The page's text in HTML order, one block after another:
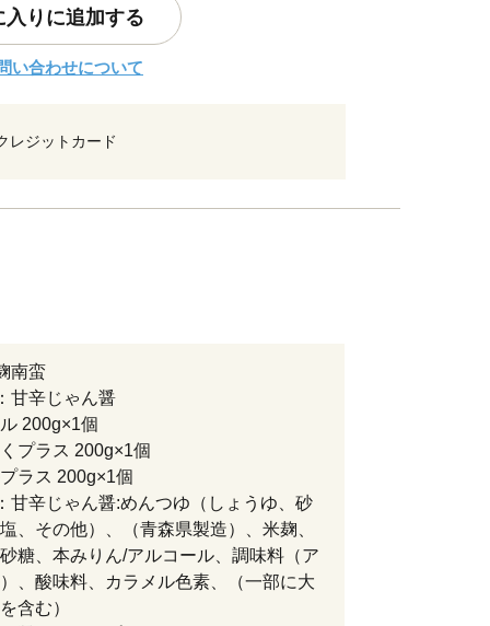
入りに追加する
い合わせについて
レジットカード
南蛮
甘辛じゃん醤
200g×1個
くプラス 200g×1個
プラス 200g×1個
甘辛じゃん醤:めんつゆ（しょうゆ、砂
、その他）、（青森県製造）、米麹、
糖、本みりん/アルコール、調味料（ア
、酸味料、カラメル色素、（一部に大
含む）